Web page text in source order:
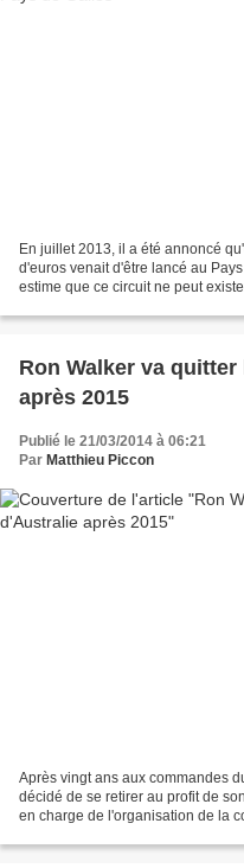
En juillet 2013, il a été annoncé
d'euros venait d'être lancé au
estime que ce circuit ne peut
Ron Walker va
après 2015
Publié le 21/03/2014 à 06:21
Par Matthieu Piccon
Après vingt ans aux commandes
décidé de se retirer au profit de
en charge de l'organisation de la